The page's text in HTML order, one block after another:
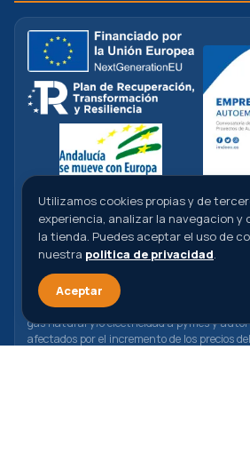
ABC Dental S.L. ha recibido una ayuda de la
cargo al Programa Operativo FEDER de
financiada como parte de la respuesta de la
COVID-19 (REACT-UE), para compensar el
gas natural y/o electricidad a pymes y
afectados por el incremento de los precios
Utilizamos cookies propias y de
experiencia, analizar la navegacion y
la tienda. Puedes aceptar el uso de
nuestra politica de privacidad.
Aceptar